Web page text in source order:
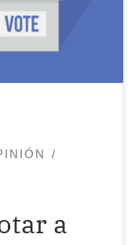
enero. Ella
enero del
a